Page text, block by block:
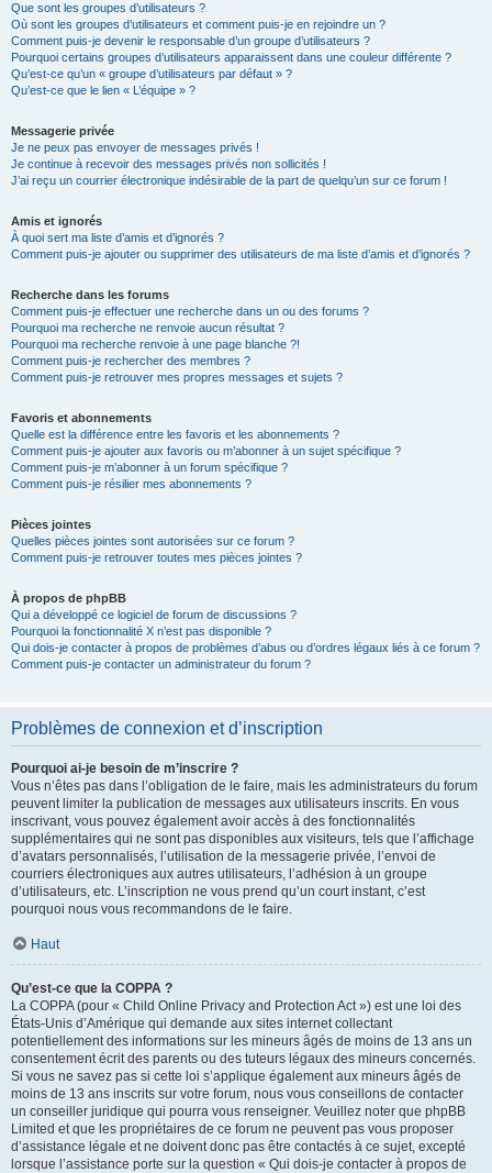
Que sont les groupes d’utilisateurs ?
Où sont les groupes d’utilisateurs et comment puis-je en rejoindre un ?
Comment puis-je devenir le responsable d’un groupe d’utilisateurs ?
Pourquoi certains groupes d’utilisateurs apparaissent dans une couleur différente ?
Qu’est-ce qu’un « groupe d’utilisateurs par défaut » ?
Qu’est-ce que le lien « L’équipe » ?
Messagerie privée
Je ne peux pas envoyer de messages privés !
Je continue à recevoir des messages privés non sollicités !
J’ai reçu un courrier électronique indésirable de la part de quelqu’un sur ce forum !
Amis et ignorés
À quoi sert ma liste d’amis et d’ignorés ?
Comment puis-je ajouter ou supprimer des utilisateurs de ma liste d’amis et d’ignorés ?
Recherche dans les forums
Comment puis-je effectuer une recherche dans un ou des forums ?
Pourquoi ma recherche ne renvoie aucun résultat ?
Pourquoi ma recherche renvoie à une page blanche ?!
Comment puis-je rechercher des membres ?
Comment puis-je retrouver mes propres messages et sujets ?
Favoris et abonnements
Quelle est la différence entre les favoris et les abonnements ?
Comment puis-je ajouter aux favoris ou m’abonner à un sujet spécifique ?
Comment puis-je m’abonner à un forum spécifique ?
Comment puis-je résilier mes abonnements ?
Pièces jointes
Quelles pièces jointes sont autorisées sur ce forum ?
Comment puis-je retrouver toutes mes pièces jointes ?
À propos de phpBB
Qui a développé ce logiciel de forum de discussions ?
Pourquoi la fonctionnalité X n’est pas disponible ?
Qui dois-je contacter à propos de problèmes d’abus ou d’ordres légaux liés à ce forum ?
Comment puis-je contacter un administrateur du forum ?
Problèmes de connexion et d’inscription
Pourquoi ai-je besoin de m’inscrire ?
Vous n’êtes pas dans l’obligation de le faire, mais les administrateurs du forum
peuvent limiter la publication de messages aux utilisateurs inscrits. En vous
inscrivant, vous pouvez également avoir accès à des fonctionnalités
supplémentaires qui ne sont pas disponibles aux visiteurs, tels que l’affichage
d’avatars personnalisés, l’utilisation de la messagerie privée, l’envoi de
courriers électroniques aux autres utilisateurs, l’adhésion à un groupe
d’utilisateurs, etc. L’inscription ne vous prend qu’un court instant, c’est
pourquoi nous vous recommandons de le faire.
Haut
Qu’est-ce que la COPPA ?
La COPPA (pour « Child Online Privacy and Protection Act ») est une loi des
États-Unis d’Amérique qui demande aux sites internet collectant
potentiellement des informations sur les mineurs âgés de moins de 13 ans un
consentement écrit des parents ou des tuteurs légaux des mineurs concernés.
Si vous ne savez pas si cette loi s’applique également aux mineurs âgés de
moins de 13 ans inscrits sur votre forum, nous vous conseillons de contacter
un conseiller juridique qui pourra vous renseigner. Veuillez noter que phpBB
Limited et que les propriétaires de ce forum ne peuvent pas vous proposer
d’assistance légale et ne doivent donc pas être contactés à ce sujet, excepté
lorsque l’assistance porte sur la question « Qui dois-je contacter à propos de